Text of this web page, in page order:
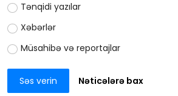
Tənqidi yazılar
Xəbərlər
Müsahibə və reportajlar
Səs verin Nəticələrə bax